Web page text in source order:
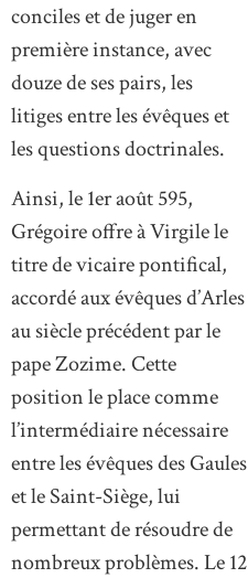
conciles et de juger en
première instance, avec
douze de ses pairs, les
litiges entre les évêques et
les questions doctrinales.
Ainsi, le 1er août 595,
Grégoire offre à Virgile le
titre de vicaire pontifical,
accordé aux évêques d’Arles
au siècle précédent par le
pape Zozime. Cette
position le place comme
l’intermédiaire nécessaire
entre les évêques des Gaules
et le Saint-Siège, lui
permettant de résoudre de
nombreux problèmes. Le 12